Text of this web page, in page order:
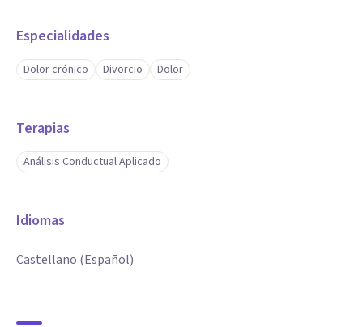
Especialidades
Dolor crónico Divorcio Dolor
Terapias
Análisis Conductual Aplicado
Idiomas
Castellano (Español)